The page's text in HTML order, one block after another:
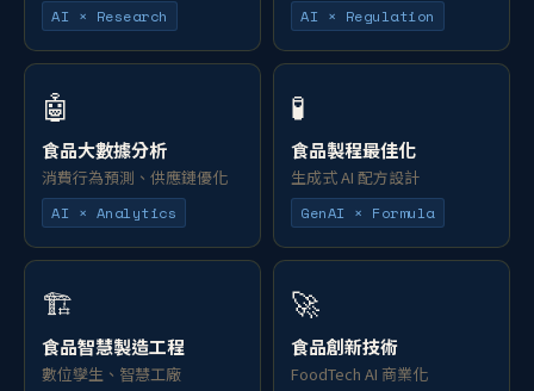
AI × Research AI × Regulation
🤖
食品大數據分析
消費行為預測、供應鏈優化
AI × Analytics
🧪
食品製程最佳化
生成式 AI 配方設計
GenAI × Formula
🏗️
食品智慧製造工程
數位孿生、智慧工廠
🚀
食品創新技術
FoodTech AI 商業化